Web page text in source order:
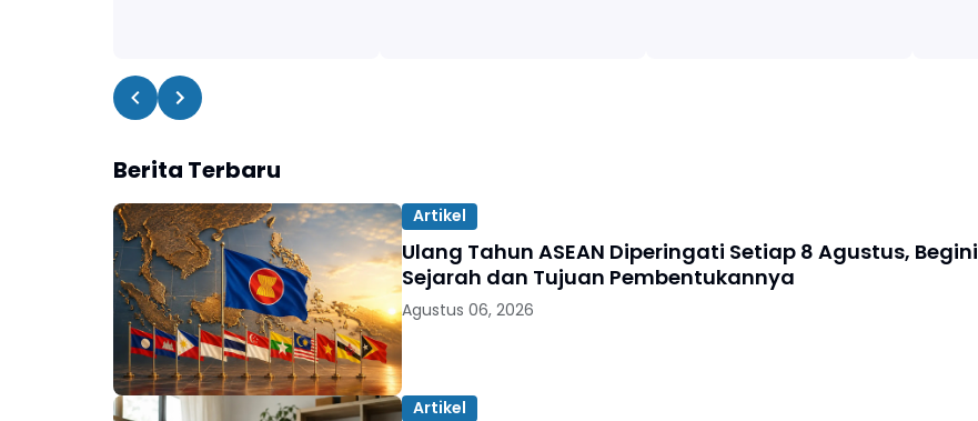
Berita Terbaru
Artikel
Ulang Tahun ASEAN Diperingati Setiap 8 Agustus, Begini
Sejarah dan Tujuan Pembentukannya
Agustus 06, 2026
Artikel